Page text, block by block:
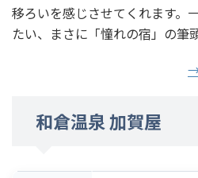
移ろいを感じさせてくれます。
たい、まさに「憧れの宿」の筆
和倉温泉 加賀屋